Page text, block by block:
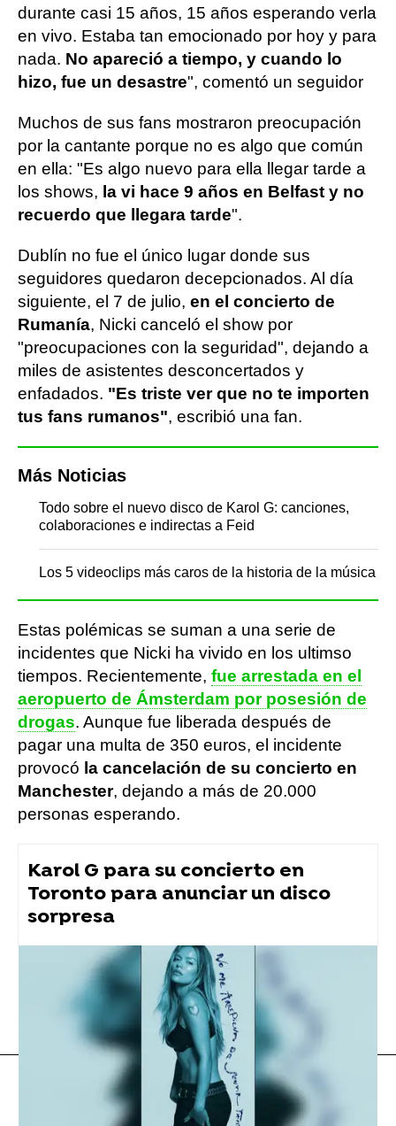
durante casi 15 años, 15 años esperando verla
en vivo. Estaba tan emocionado por hoy y para
nada. No apareció a tiempo, y cuando lo
hizo, fue un desastre", comentó un seguidor
Muchos de sus fans mostraron preocupación
por la cantante porque no es algo que común
en ella: "Es algo nuevo para ella llegar tarde a
los shows, la vi hace 9 años en Belfast y no
recuerdo que llegara tarde".
Dublín no fue el único lugar donde sus
seguidores quedaron decepcionados. Al día
siguiente, el 7 de julio, en el concierto de
Rumanía, Nicki canceló el show por
"preocupaciones con la seguridad", dejando a
miles de asistentes desconcertados y
enfadados. "Es triste ver que no te importen
tus fans rumanos", escribió una fan.
Más Noticias
Todo sobre el nuevo disco de Karol G: canciones,
colaboraciones e indirectas a Feid
Los 5 videoclips más caros de la historia de la música
Estas polémicas se suman a una serie de
incidentes que Nicki ha vivido en los ultimso
tiempos. Recientemente, fue arrestada en el
aeropuerto de Ámsterdam por posesión de
drogas. Aunque fue liberada después de
pagar una multa de 350 euros, el incidente
provocó la cancelación de su concierto en
Manchester, dejando a más de 20.000
personas esperando.
Karol G para su concierto en
Toronto para anunciar un disco
sorpresa
Nicki Minaj conciertos
Flooxer Now